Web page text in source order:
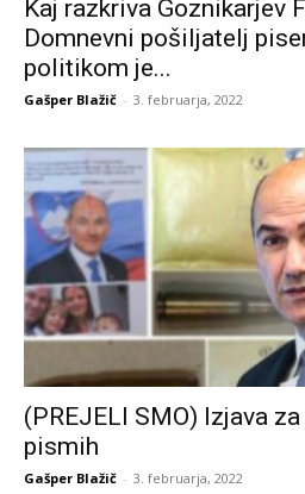
Kaj razkriva Goznikarjev
Domnevni pošiljatelj
politikom je...
Gašper Blažič - 3. februarja, 2022
(PREJELI SMO) Izjava
pismih
Gašper Blažič - 3. februarja, 2022